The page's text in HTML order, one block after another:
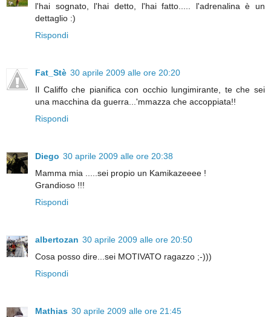
l'hai sognato, l'hai detto, l'hai fatto..... l'adrenalina è un
dettaglio :)
Rispondi
Fat_Stè 30 aprile 2009 alle ore 20:20
Il Califfo che pianifica con occhio lungimirante, te che sei
una macchina da guerra...'mmazza che accoppiata!!
Rispondi
Diego 30 aprile 2009 alle ore 20:38
Mamma mia .....sei propio un Kamikazeeee !
Grandioso !!!
Rispondi
albertozan 30 aprile 2009 alle ore 20:50
Cosa posso dire...sei MOTIVATO ragazzo ;-)))
Rispondi
Mathias 30 aprile 2009 alle ore 21:45